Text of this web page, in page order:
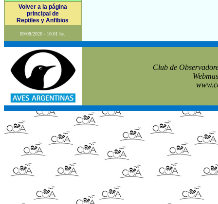
Volver a la página
principal de
Reptiles y Anfibios
09/08/2026 - 10:01 hs.
Club de